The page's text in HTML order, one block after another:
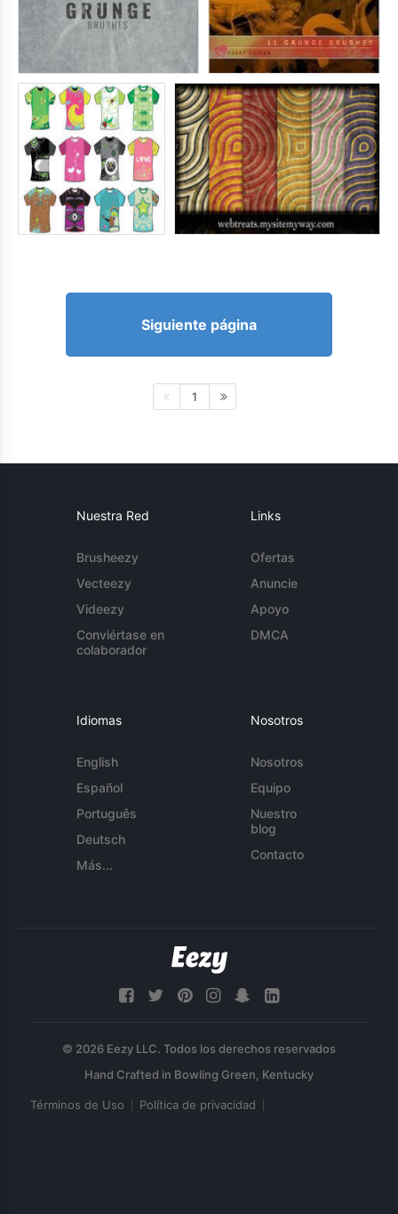
Siguiente página
1
Nuestra Red
Brusheezy
Vecteezy
Videezy
Conviértase en
colaborador
Links
Ofertas
Anuncie
Apoyo
DMCA
Idiomas
English
Español
Português
Deutsch
Más...
Nosotros
Nosotros
Equipo
Nuestro
blog
Contacto
© 2026 Eezy LLC. Todos los derechos reservados
Términos de Uso Política de privacidad